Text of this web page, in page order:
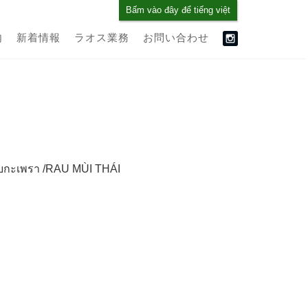
Bấm vào đây để tiếng việt
新着情報 ラオス業務 お問い合わせ
ะเพรา /RAU MÙI THÁI